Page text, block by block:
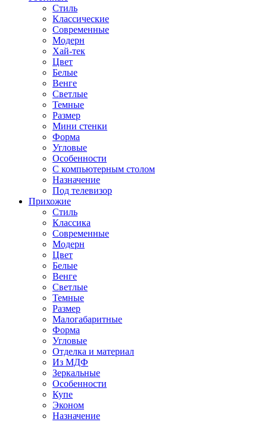
Стиль
Классические
Современные
Модерн
Хай-тек
Цвет
Белые
Венге
Светлые
Темные
Размер
Мини стенки
Форма
Угловые
Особенности
С компьютерным столом
Назначение
Под телевизор
Прихожие
Стиль
Классика
Современные
Модерн
Цвет
Белые
Венге
Светлые
Темные
Размер
Малогабаритные
Форма
Угловые
Отделка и материал
Из МДФ
Зеркальные
Особенности
Купе
Эконом
Назначение